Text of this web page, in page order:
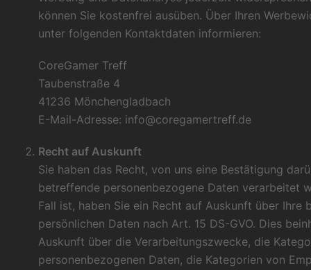
können Sie kostenfrei ausüben. Über Ihren
unter folgenden Kontaktdaten informieren:
CoreGamer Treff
Taubenstraße 4
41236 Mönchengladbach
E-Mail-Adresse: info@coregamertreff.de
Recht auf Auskunft
Sie haben das Recht, von uns eine Bestätigung
betreffende personenbezogene Daten verarbeitet
Fall ist, haben Sie ein Recht auf Auskunft über Ihre
persönlichen Daten nach Art. 15 DS-GVO. Dies
Auskunft über die Verarbeitungszwecke, die
personenbezogenen Daten, die Kategorien von